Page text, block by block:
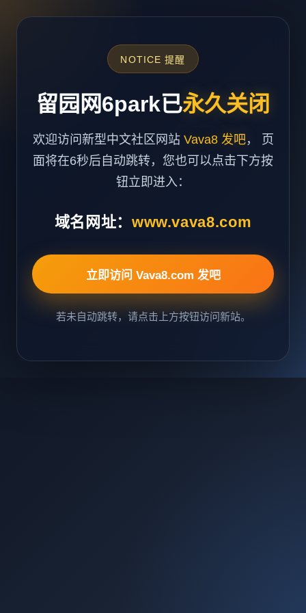
NOTICE 提醒
留园网6park已永久关闭
欢迎访问新型中文社区网站 Vava8 发吧， 页
面将在6秒后自动跳转，您也可以点击下方按
钮立即进入：
域名网址： www.vava8.com
立即访问 Vava8.com 发吧
若未自动跳转，请点击上方按钮访问新站。